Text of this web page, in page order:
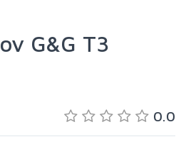
G&G T3
0.0